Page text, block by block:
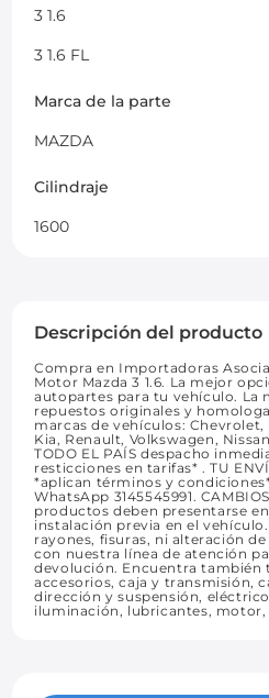
3 1.6
3 1.6 FL
Marca de la parte
MAZDA
Cilindraje
1600
Descripción del producto
Compra en Importadoras
Motor Mazda 3 1.6. La mejor
autopartes para tu vehículo. La
repuestos originales y
marcas de vehículos: Chevrolet,
Kia, Renault, Volkswagen,
TODO EL PAÍS despacho
resticciones en tarifas* . TU
*aplican términos y
WhatsApp 3145545991.
productos deben presentarse
instalación previa en el
rayones, fisuras, ni alteración
con nuestra línea de atención
devolución. Encuentra también
accesorios, caja y transmisión,
dirección y suspensión,
iluminación, lubricantes, motor,